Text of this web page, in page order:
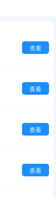
查看
查看
查看
查看